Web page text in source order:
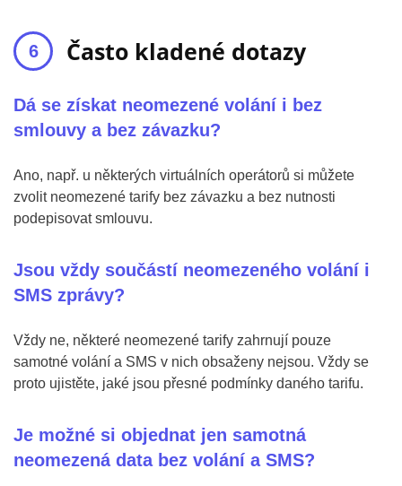
Často kladené dotazy
Dá se získat neomezené volání i bez
smlouvy a bez závazku?
Ano, např. u některých virtuálních operátorů si můžete
zvolit neomezené tarify bez závazku a bez nutnosti
podepisovat smlouvu.
Jsou vždy součástí neomezeného volání i
SMS zprávy?
Vždy ne, některé neomezené tarify zahrnují pouze
samotné volání a SMS v nich obsaženy nejsou. Vždy se
proto ujistěte, jaké jsou přesné podmínky daného tarifu.
Je možné si objednat jen samotná
neomezená data bez volání a SMS?